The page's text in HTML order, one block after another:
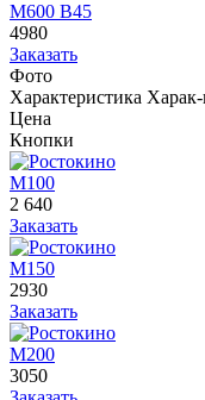
М600 В45
4980
Заказать
Фото
Характеристика Харак-
Цена
Кнопки
М100
2 640
Заказать
М150
2930
Заказать
М200
3050